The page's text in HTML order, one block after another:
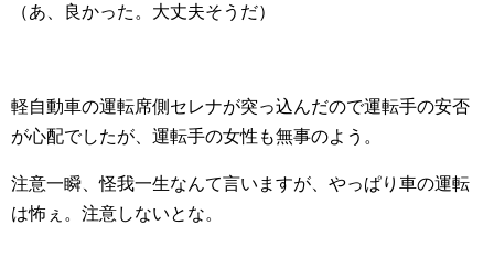
（あ、良かった。大丈夫そうだ）
軽自動車の運転席側セレナが突っ込んだので運転手の安否
が心配でしたが、運転手の女性も無事のよう。
注意一瞬、怪我一生なんて言いますが、やっぱり車の運転
は怖ぇ。注意しないとな。